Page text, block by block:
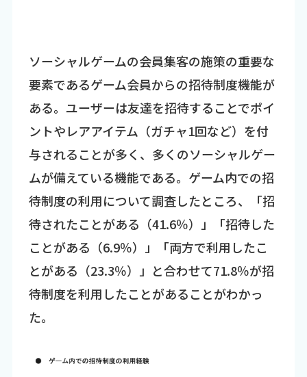
ソーシャルゲームの会員集客の施策の重要な
要素であるゲーム会員からの招待制度機能が
ある。ユーザーは友達を招待することでポイ
ントやレアアイテム（ガチャ1回など）を付
与されることが多く、多くのソーシャルゲー
ムが備えている機能である。ゲーム内での招
待制度の利用について調査したところ、「招
待されたことがある（41.6％）」「招待した
ことがある（6.9％）」「両方で利用したこ
とがある（23.3％）」と合わせて71.8％が招
待制度を利用したことがあることがわかっ
た。